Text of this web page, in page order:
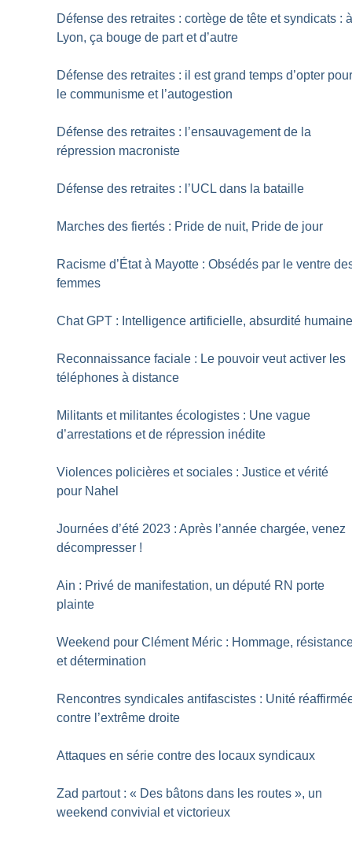
Défense des retraites : cortège de tête et syndicats :
Lyon, ça bouge de part et d’autre
Défense des retraites : il est grand temps d’opter
le communisme et l’autogestion
Défense des retraites : l’ensauvagement de la
répression macroniste
Défense des retraites : l’UCL dans la bataille
Marches des fiertés : Pride de nuit, Pride de jour
Racisme d’État à Mayotte : Obsédés par le ventre
femmes
Chat GPT : Intelligence artificielle, absurdité
Reconnaissance faciale : Le pouvoir veut activer les
téléphones à distance
Militants et militantes écologistes : Une vague
d’arrestations et de répression inédite
Violences policières et sociales : Justice et vérité
pour Nahel
Journées d’été 2023 : Après l’année chargée, venez
décompresser !
Ain : Privé de manifestation, un député RN porte
plainte
Weekend pour Clément Méric : Hommage,
et détermination
Rencontres syndicales antifascistes : Unité
contre l’extrême droite
Attaques en série contre des locaux syndicaux
Zad partout : « Des bâtons dans les routes », un
weekend convivial et victorieux